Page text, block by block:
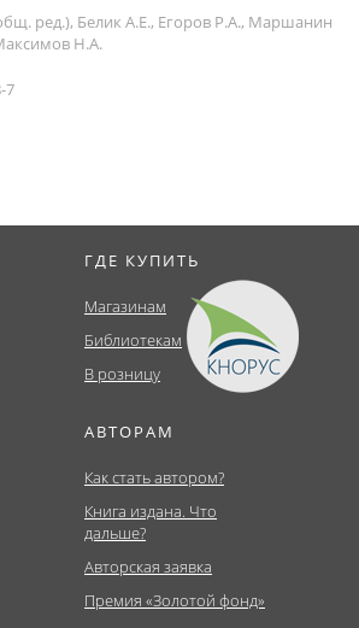
ред.), Белик А.Е., Егоров Р.А., Маршанин
Н.А.
7
ГДЕ КУПИТЬ
Магазинам
Библиотекам
В розницу
АВТОРАМ
Как стать автором?
Книга издана. Что
дальше?
Авторская заявка
Премия «Золотой фонд»